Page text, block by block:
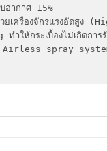
อากาศ 15%
ยเครื่องจักรแรงอัดสู
ให้กระเบื้องไม่เกิดการ
Airless spray